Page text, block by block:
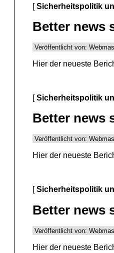
[Sicherheitspolitik
Better news
Veröffentlicht von:
Hier der neueste
[Sicherheitspolitik
Better news
Veröffentlicht von:
Hier der neueste
[Sicherheitspolitik
Better news
Veröffentlicht von:
Hier der neueste